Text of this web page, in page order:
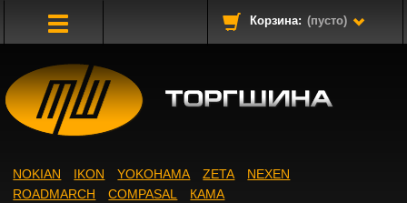
Корзина: (пусто)
NOKIAN IKON YOKOHAMA ZETA
NEXEN
ROADMARCH
COMPASAL КАМА